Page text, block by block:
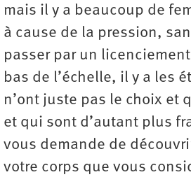
mais il y a beaucoup de
à cause de la pression,
passer par un
bas de l’échelle, il y a les
n’ont juste pas le choix et
et qui sont d’autant plus
vous demande de
votre corps que vous